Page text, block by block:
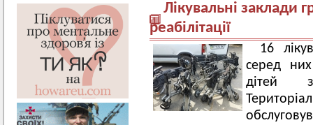
Лікувальні заклади
реабілітації
16
серед них
дітей з